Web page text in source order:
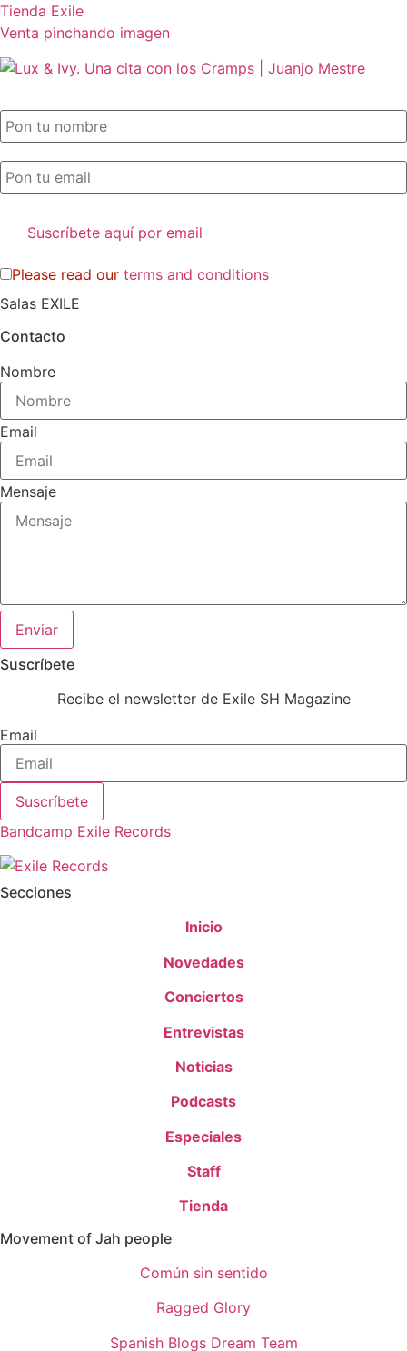
Tienda Exile
Venta pinchando imagen
Please read our terms and conditions
Salas EXILE
Contacto
Nombre
Email
Mensaje
Enviar
Suscríbete
Recibe el newsletter de Exile SH Magazine
Email
Suscríbete
Bandcamp Exile Records
Secciones
Inicio
Novedades
Conciertos
Entrevistas
Noticias
Podcasts
Especiales
Staff
Tienda
Movement of Jah people
Común sin sentido
Ragged Glory
Spanish Blogs Dream Team